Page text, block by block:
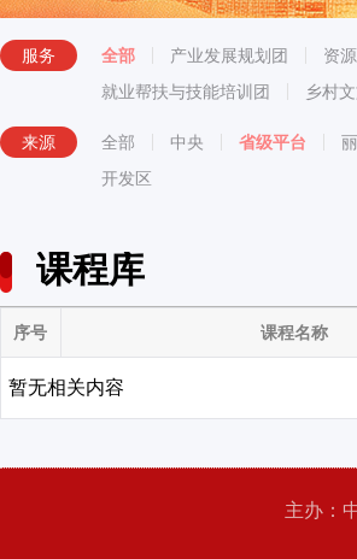
服务 全部 产业发展规划团 资
就业帮扶与技能培训团
乡村
来源 全部 中央 省级平台
开发区
课程库
序号 课程名称
暂无相关内容
主办：